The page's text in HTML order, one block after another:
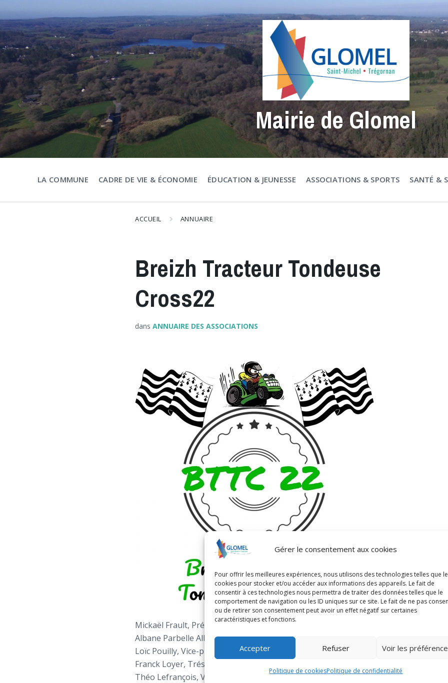
Gérer le consentement aux cookies
Pour offrir les meilleures expériences, nous utilisons des technologies telles que
cookies pour stocker et/ou accéder aux informations des appareils. Le fait de
consentir à ces technologies nous permettra de traiter des données telles que le
comportement de navigation ou les ID uniques sur ce site. Le fait de ne pas
ou de retirer son consentement peut avoir un effet négatif sur certaines
caractéristiques et fonctions.
Accepter Refuser Voir les
Politique de cookiesPolitique de confidentialité
au
contenu
la
navigation
principale
au
pied
de
page
Mairie de Glomel
LA COMMUNE CADRE DE VIE & ÉCONOMIE ÉDUCATION & JEUNESSE ASSOCIATIONS & SPORTS SANTÉ &
ACCUEIL ANNUAIRE
Breizh Tracteur Tondeuse
Cross22
dansANNUAIRE DES ASSOCIATIONS
Mickaël Frault, Président
Albane Parbelle Albane, Vice-présidente
Loïc Pouilly, Vice-président
Franck Loyer, Trésorier
Théo Lefrançois, Vice-trésorier